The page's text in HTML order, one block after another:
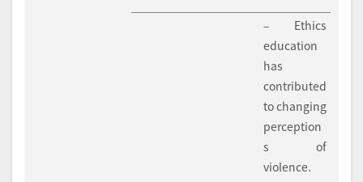
– Ethics
education
has
contributed
to changing
perception
s of
violence.